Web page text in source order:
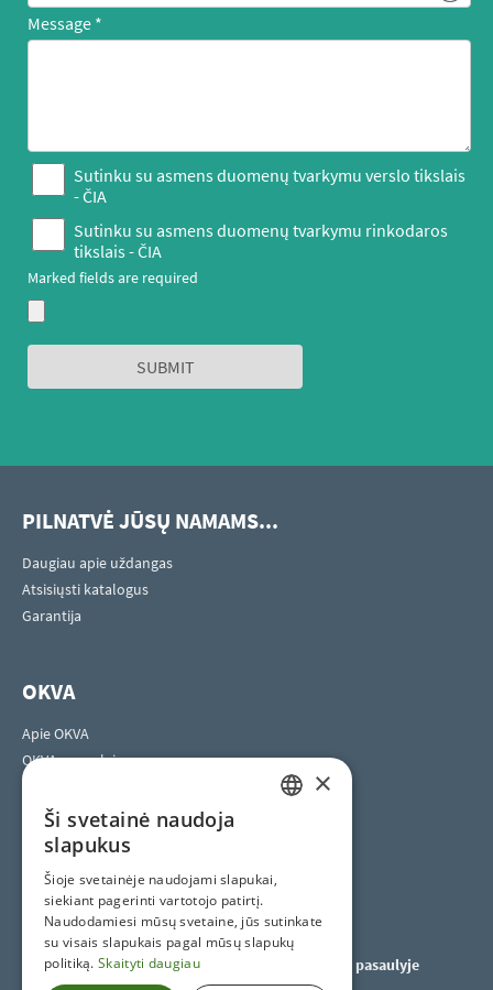
Message
Sutinku su asmens duomenų tvarkymu verslo tikslais
-ČIA
Sutinku su asmens duomenų tvarkymu rinkodaros
tikslais -ČIA
Marked fields are required
PILNATVĖ JŪSŲ NAMAMS...
Daugiau apie uždangas
Atsisiųsti katalogus
Garantija
OKVA
Apie OKVA
OKVA pasaulyje
SOCIAL SITES
Terasų uždengimai ir baseinų uždangos pasaulyje
Ieškote atstovų pasaulyje?
×
Ši svetainė naudoja
slapukus
Šioje svetainėje naudojami slapukai,
siekiant pagerinti vartotojo patirtį.
Naudodamiesi mūsų svetaine, jūs sutinkate
su visais slapukais pagal mūsų slapukų
politiką. Skaityti daugiau